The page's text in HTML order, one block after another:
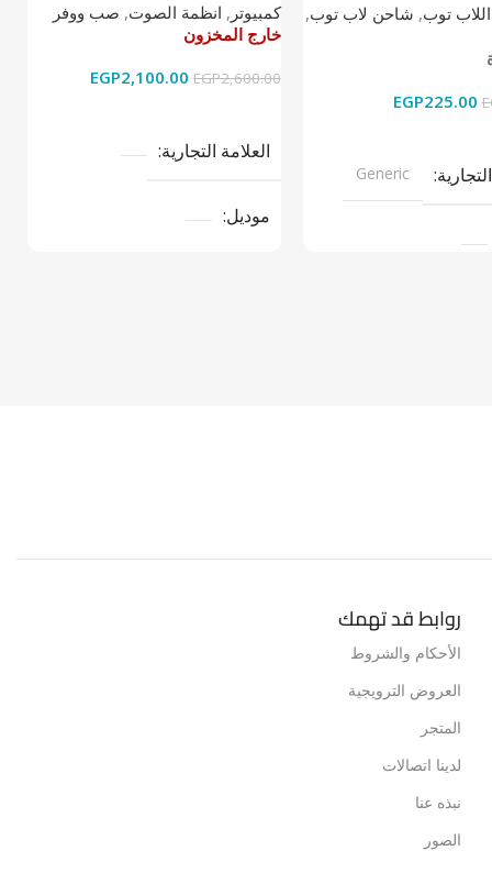
توب, شاحن لاب توب,
EGP225.00
Generic
كمبيوتر , انظمة الصوت, صب ووفر
خارج المخزون
EGP2,600.00
EGP2,100.00
العلامة التجارية
موديل
روابط قد تهمك
الأحكام والشروط
العروض الترويجية
المتجر
لدينا اتصالات
نبذه عنا
الصور